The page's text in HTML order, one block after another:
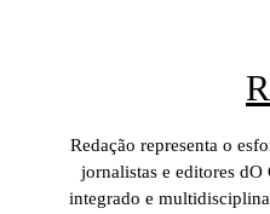
Redação representa o
jornalistas e editores
integrado e